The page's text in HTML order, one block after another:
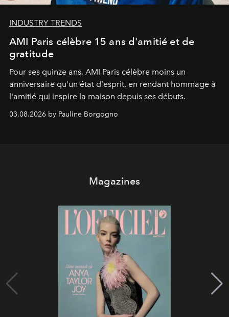
INDUSTRY TRENDS
AMI Paris célèbre 15 ans d'amitié et de
gratitude
Pour ses quinze ans, AMI Paris célèbre moins un
anniversaire qu'un état d'esprit, en rendant hommage à
l'amitié qui inspire la maison depuis ses débuts.
03.08.2026 by Pauline Borgogno
Magazines